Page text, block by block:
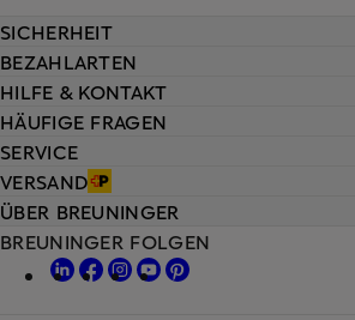
HILFE & KONTAKT
HÄUFIGE FRAGEN
SERVICE
VERSAND
SICHERHEIT
BEZAHLARTEN
ÜBER BREUNINGER
BREUNINGER FOLGEN